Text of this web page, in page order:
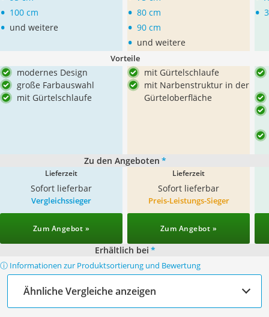
• 100 cm
• und weitere
• 80 cm
• 90 cm
• und weitere
•
Vorteile
modernes Design
große Farbauswahl
mit Gürtelschlaufe
mit Gürtelschlaufe
mit Narbenstruktur in der
Gürteloberfläche
Zu den Angeboten *
Lieferzeit
Sofort lieferbar
Lieferzeit
Sofort lieferbar
Vergleichssieger
Zum Angebot »
Preis-Leistungs-Sieger
Zum Angebot »
Erhältlich bei *
ⓘ Informationen zur Produktsortierung und Bewertung
Ähnliche Vergleiche anzeigen